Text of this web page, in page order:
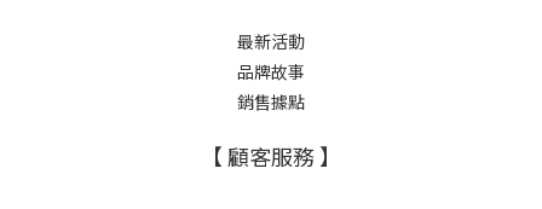
最新活動
品牌故事
銷售據點
【 顧客服務 】